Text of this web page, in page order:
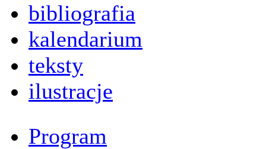
bibliografia
kalendarium
teksty
ilustracje
Program